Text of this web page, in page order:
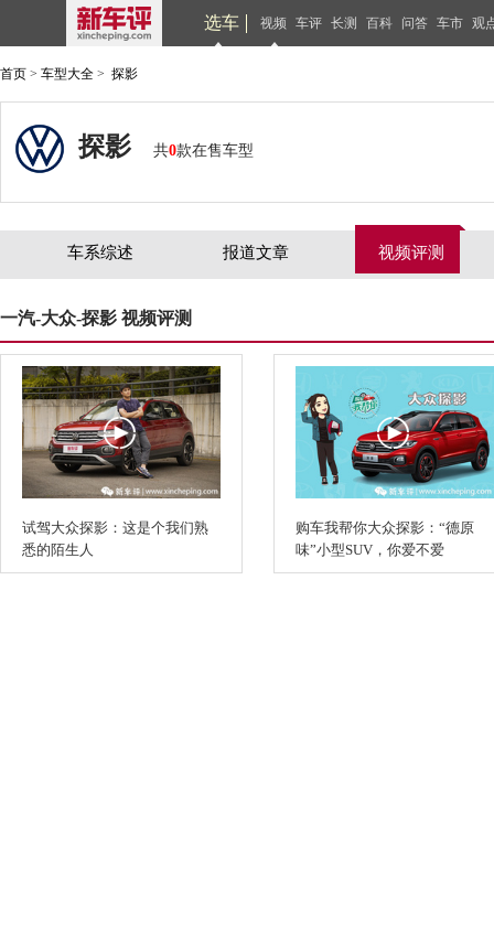
选车 视频 车评 长测 百科 问答 车市 观
首页 > 车型大全 > 探影
探影 共0款在售车型
车系综述 报道文章 视频评测
一汽-大众-探影 视频评测
试驾大众探影：这是个我们熟
悉的陌生人
购车我帮你大众探影：“德原
味”小型SUV，你爱不爱